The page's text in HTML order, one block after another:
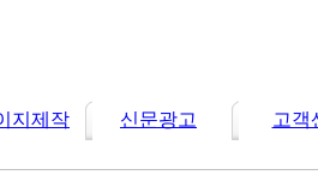
지제작 신문광고 고객